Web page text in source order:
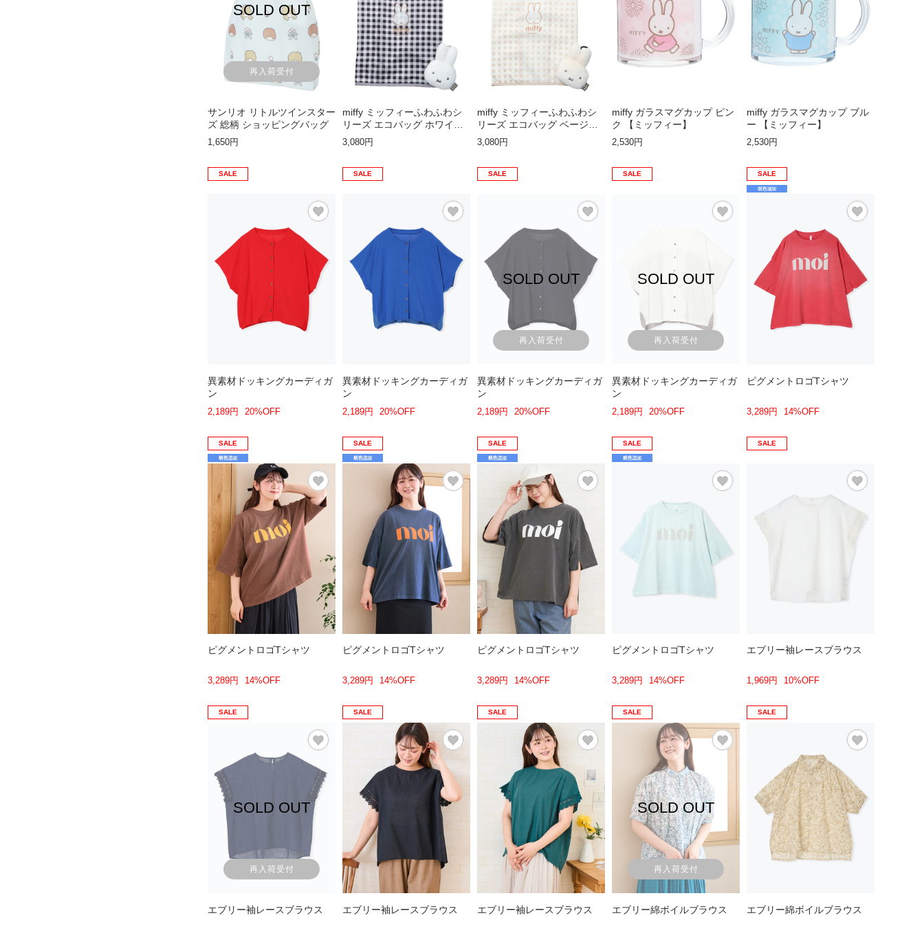
SOLD OUT
再入荷受付
サンリオ リトルツインスター
ズ 総柄 ショッピングバッグ
1,650円
miffy ミッフィーふわふわシ
リーズ エコバッグ ホワイト
【ミッフィー】
3,080円
miffy ミッフィーふわふわシ
リーズ エコバッグ ベージュ
【ミッフィー】
3,080円
miffy ガラスマグカップ ピン
ク 【ミッフィー】
2,530円
miffy ガラスマグカップ ブル
ー 【ミッフィー】
2,530円
SALE
異素材ドッキングカーディガ
ン
2,189円 20%OFF
SALE
異素材ドッキングカーディガ
ン
2,189円 20%OFF
SALE
SOLD OUT
再入荷受付
異素材ドッキングカーディガ
ン
2,189円 20%OFF
SALE
SOLD OUT
再入荷受付
異素材ドッキングカーディガ
ン
2,189円 20%OFF
SALE
ピグメントロゴTシャツ
3,289円 14%OFF
SALE
ピグメントロゴTシャツ
3,289円 14%OFF
SALE
ピグメントロゴTシャツ
3,289円 14%OFF
SALE
ピグメントロゴTシャツ
3,289円 14%OFF
SALE
ピグメントロゴTシャツ
3,289円 14%OFF
SALE
エブリー袖レースブラウス
1,969円 10%OFF
SALE
SOLD OUT
再入荷受付
エブリー袖レースブラウス
SALE
エブリー袖レースブラウス
SALE
エブリー袖レースブラウス
SALE
SOLD OUT
再入荷受付
エブリー綿ボイルブラウス
SALE
エブリー綿ボイルブラウス